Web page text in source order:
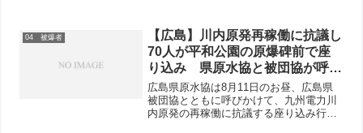
寄せられました。南相馬市からの避難者
も署名・募金...
04 被爆者
【広島】川内原発再稼働に抗議し
70人が平和公園の原爆碑前で座
り込み 県原水協と被団協が呼び
かける
広島県原水協は8月11日のお昼、広島県
被団協とともに呼びかけて、九州電力川
内原発の再稼働に抗議する座り込み行動